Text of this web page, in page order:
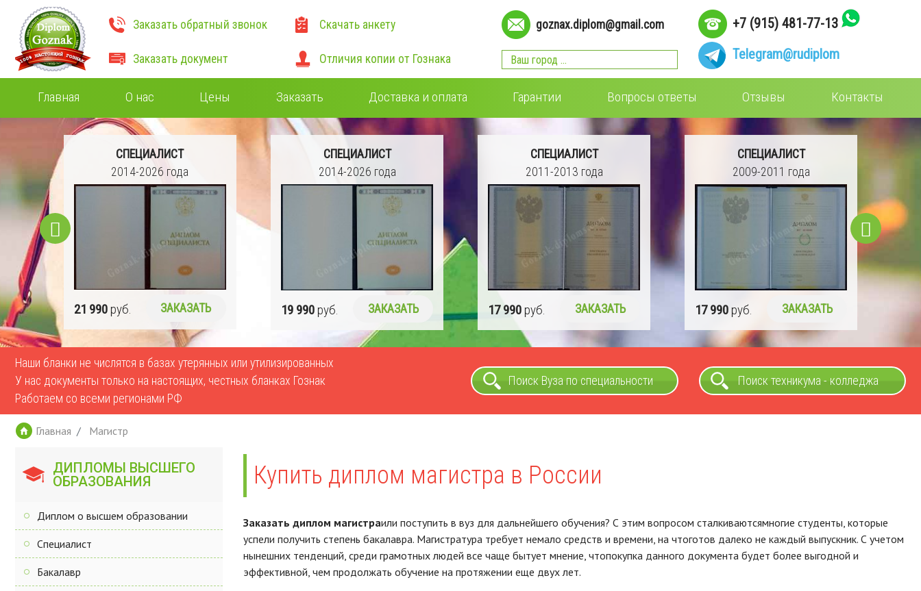
Заказать обратный звонок
Заказать документ
Скачать анкету
Отличия копии от Гознака
goznax.diplom@gmail.com
+7 (915) 481-77-13
Telegram@rudiplom
Главная О нас Цены Заказать Доставка и оплата Гарантии Вопросы ответы Отзывы Контакты
СПЕЦИАЛИСТ
2014-2026 года
19 990 руб. ЗАКАЗАТЬ
СПЕЦИАЛИСТ
2011-2013 года
17 990 руб. ЗАКАЗАТЬ
СПЕЦИАЛИСТ
2009-2011 года
17 990 руб. ЗАКАЗАТЬ
СПЕЦИАЛИСТ
2004-2008 года
16 990 руб. ЗАКАЗАТЬ
15
Наши бланки не числятся в базах утерянных или утилизированных
У нас документы только на настоящих, честных бланках Гознак
Работаем со всеми регионами РФ
Поиск Вуза по специальности Поиск техникума - колледжа
Главная Магистр
ДИПЛОМЫ ВЫСШЕГО
ОБРАЗОВАНИЯ
Диплом о высшем образовании
Специалист
Бакалавр
Купить диплом магистра в России
Заказать диплом магистраили поступить в вуз для дальнейшего обучения? С этим вопросом сталкиваютсямногие студенты, которые
успели получить степень бакалавра. Магистратура требует немало средств и времени, на чтоготов далеко не каждый выпускник. С учетом
нынешних тенденций, среди грамотных людей все чаще бытует мнение, чтопокупка данного документа будет более выгодной и
эффективной, чем продолжать обучение на протяжении еще двух лет.